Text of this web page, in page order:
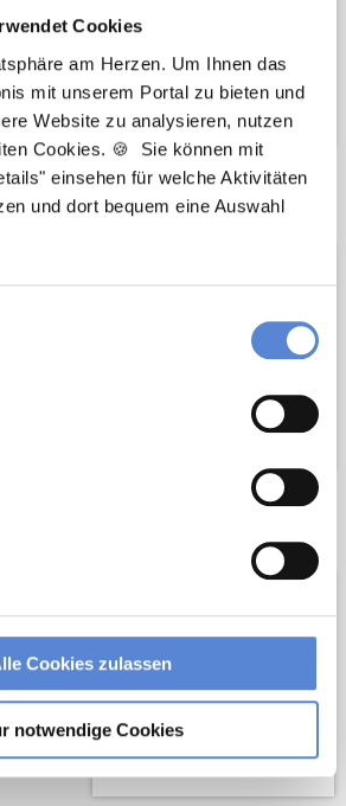
Cookies
am Herzen. Um Ihnen das
mit unserem Portal zu bieten und
Website zu analysieren, nutzen
Cookies. 🍪 Sie können mit
einsehen für welche Aktivitäten
und dort bequem eine Auswahl
Cookies zulassen
notwendige Cookies
Wir fördern